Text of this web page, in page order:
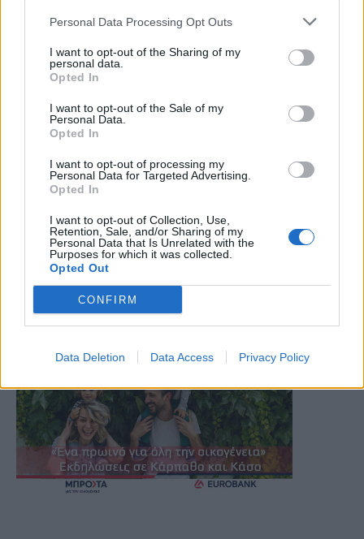
Personal Data Processing Opt Outs
I want to opt-out of the Sharing of my
personal data.
Opted In
I want to opt-out of the Sale of my
Personal Data.
Opted In
I want to opt-out of processing my
Personal Data for Targeted Advertising.
Opted In
I want to opt-out of Collection, Use,
Retention, Sale, and/or Sharing of my
Personal Data that Is Unrelated with the
Purposes for which it was collected.
Opted Out
CONFIRM
Data Deletion Data Access Privacy Policy